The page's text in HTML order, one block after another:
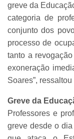
greve da
categoria de
conjunto dos
processo de
tanto a
exoneração
Soares”,
Greve da
Professores e
greve desde o